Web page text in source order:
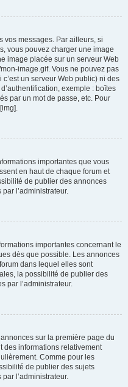
vos messages. Par ailleurs, si
vous pouvez charger une image
image placée sur un serveur Web
image.gif. Vous ne pouvez pas
un serveur Web public) ni des
exemple : boîtes
par un mot de passe, etc. Pour
importantes que vous
en haut de chaque forum et
de publier des annonces
l’administrateur.
importantes concernant le
dès que possible. Les annonces
dans lequel elles sont
la possibilité de publier des
par l’administrateur.
sur la première page du
des informations relativement
Comme pour les
de publier des sujets
l’administrateur.